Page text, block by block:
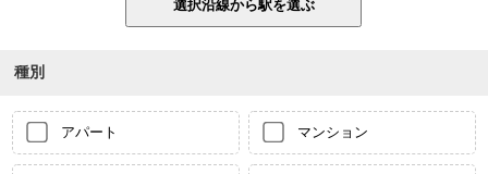
種別
アパート マンション